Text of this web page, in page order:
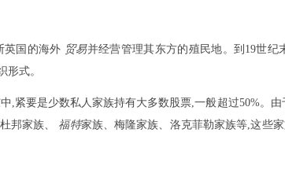
英国的海外 贸易并经营管理其东方的殖民地。到19世纪
形式。
,紧要是少数私人家族持有大多数股票,一般超过50%。
邦家族、 福特家族、梅隆家族、洛克菲勒家族等,这些